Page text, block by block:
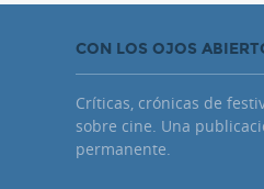
CON LOS OJOS
Críticas, crónicas de
sobre cine. Una
permanente.